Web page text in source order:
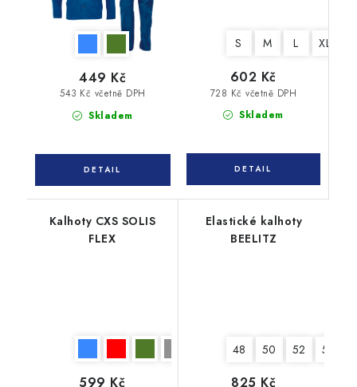
Skladem
543 Kč včetně DPH
449 Kč
S M L XL
Skladem
728 Kč včetně DPH
602 Kč
Kalhoty CXS SOLIS
FLEX
599 Kč
Elastické kalhoty
BEELITZ
48 50 52 54
825 Kč